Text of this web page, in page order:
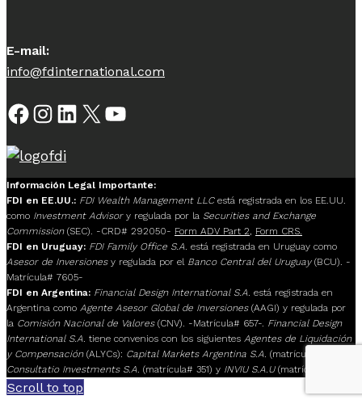
E-mail:
info@fdinternational.com
Facebook
Instagram
LinkedIn
X YouTube
Información Legal Importante:
FDI en EE.UU.: FDI Wealth Management LLCestá registrada en los EE.UU.
como Investment Advisory regulada por la Securities and Exchange
Commission(SEC). -CRD# 292050- Form ADV Part 2
Form CRS.
FDI en Uruguay: FDI Family Office S.A. está registrada en Uruguay como
Asesor de Inversionesy regulada por el Banco Central del Uruguay(BCU). -
Matrícula# 7605-
FDI en Argentina: Financial Design International S.A. está registrada en
Argentina como Agente Asesor Global de Inversiones(AAGI) y regulada por
la Comisión Nacional de Valores(CNV). -Matrícula# 657-. Financial Design
International S.A. tiene convenios con los siguientes Agentes de Liquidación
y Compensación(ALYCs): Capital Markets Argentina S.A. (matrícula# 117),
Consultatio Investments S.A. (matrícula# 351) y INVIU S.A.U(matrícula# 205).
Scroll to top